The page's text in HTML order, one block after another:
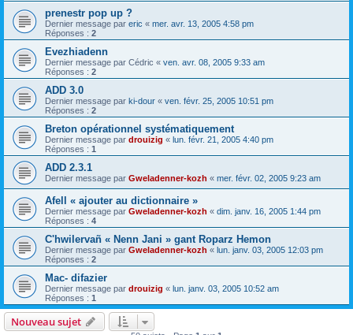
prenestr pop up ?
Dernier message par eric « mer. avr. 13, 2005 4:58 pm
Réponses : 2
Evezhiadenn
Dernier message par Cédric « ven. avr. 08, 2005 9:33 am
Réponses : 2
ADD 3.0
Dernier message par ki-dour « ven. févr. 25, 2005 10:51 pm
Réponses : 2
Breton opérationnel systématiquement
Dernier message par drouizig « lun. févr. 21, 2005 4:40 pm
Réponses : 1
ADD 2.3.1
Dernier message par Gweladenner-kozh « mer. févr. 02, 2005 9:23 am
Afell « ajouter au dictionnaire »
Dernier message par Gweladenner-kozh « dim. janv. 16, 2005 1:44 pm
Réponses : 4
C'hwilervañ « Nenn Jani » gant Roparz Hemon
Dernier message par Gweladenner-kozh « lun. janv. 03, 2005 12:03 pm
Réponses : 2
Mac- difazier
Dernier message par drouizig « lun. janv. 03, 2005 10:52 am
Réponses : 1
Nouveau sujet